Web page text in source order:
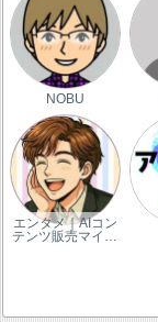
NOBU
エンタメ｜AIコン
テンツ販売マイ…